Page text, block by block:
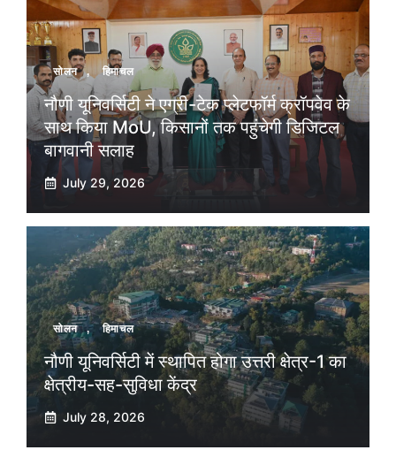
सोलन , हिमाचल
नौणी यूनिवर्सिटी ने एग्री-टेक प्लेटफॉर्म क्रॉपवेव के
साथ किया MoU, किसानों तक पहुंचेगी डिजिटल
बागवानी सलाह
July 29, 2026
सोलन , हिमाचल
नौणी यूनिवर्सिटी में स्थापित होगा उत्तरी क्षेत्र-1 का
क्षेत्रीय-सह-सुविधा केंद्र
July 28, 2026